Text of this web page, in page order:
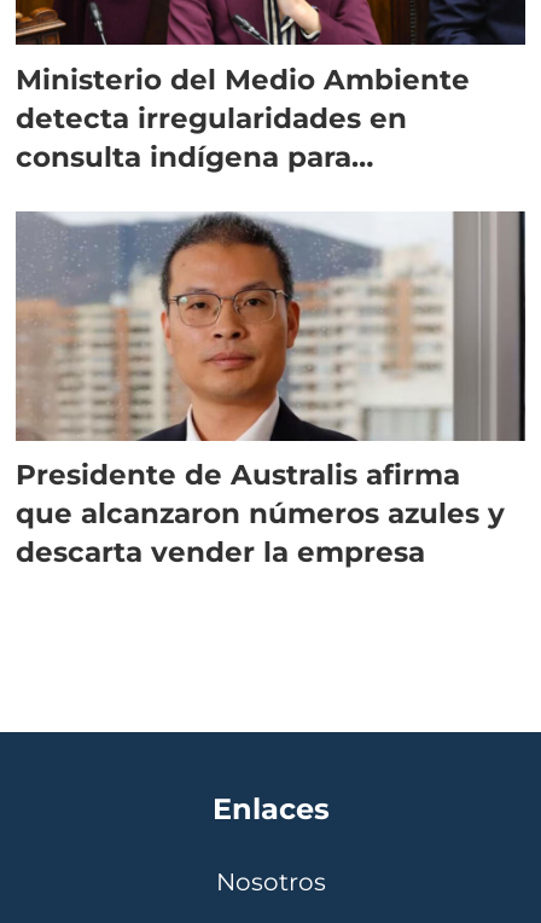
Ministerio del Medio Ambiente
detecta irregularidades en
consulta indígena para
Presidente de Australis afirma
que alcanzaron números azules y
descarta vender la empresa
Enlaces
Nosotros